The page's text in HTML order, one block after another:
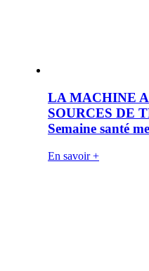
LA MACHINE
SOURCES DE
Semaine santé
En savoir +